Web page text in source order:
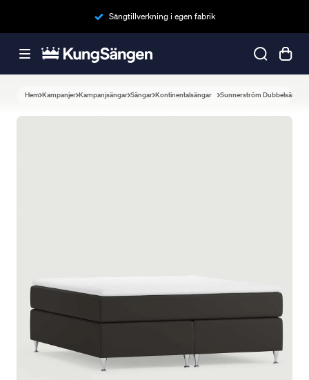
Sängtillverkning i egen fabrik
Hem Kampanjer Kampanjsängar Sängar Kontinentalsängar Sunnerström Dubbelsäng